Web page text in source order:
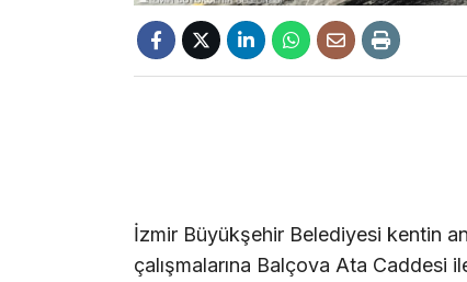
İzmir Büyükşehir Belediyesi kentin
çalışmalarına Balçova Ata Caddesi